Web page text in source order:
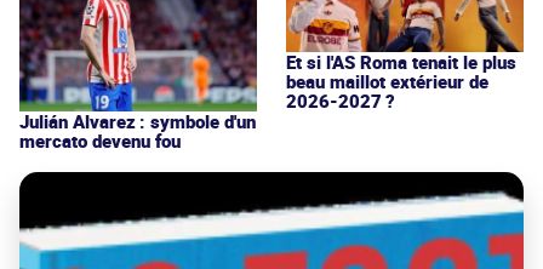
Julián Alvarez : symbole d'un
mercato devenu fou
Et si l'AS Roma tenait le plus
beau maillot extérieur de
2026-2027 ?